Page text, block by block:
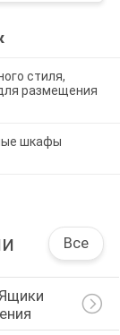
стиля,
размещения
шкафы
Все